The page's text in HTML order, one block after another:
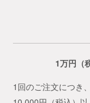
1万円（
1回のご注文につき